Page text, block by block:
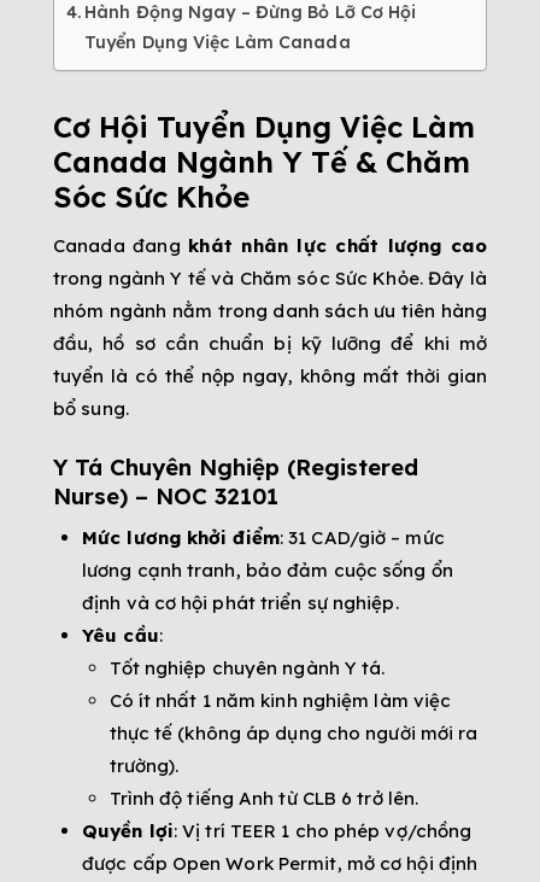
Hành Động Ngay – Đừng Bỏ Lỡ Cơ Hội
Tuyển Dụng Việc Làm Canada
Cơ Hội Tuyển Dụng Việc Làm
Canada Ngành Y Tế & Chăm
Sóc Sức Khỏe
Canada đang khát nhân lực chất lượng cao
trong ngành Y tế và Chăm sóc Sức Khỏe. Đây là
nhóm ngành nằm trong danh sách ưu tiên hàng
đầu, hồ sơ cần chuẩn bị kỹ lưỡng để khi mở
tuyển là có thể nộp ngay, không mất thời gian
bổ sung.
Y Tá Chuyên Nghiệp (Registered
Nurse) – NOC 32101
Mức lương khởi điểm: 31 CAD/giờ – mức
lương cạnh tranh, bảo đảm cuộc sống ổn
định và cơ hội phát triển sự nghiệp.
Yêu cầu:
Tốt nghiệp chuyên ngành Y tá.
Có ít nhất 1 năm kinh nghiệm làm việc
thực tế (không áp dụng cho người mới ra
trường).
Trình độ tiếng Anh từ CLB 6 trở lên.
Quyền lợi: Vị trí TEER 1 cho phép vợ/chồng
được cấp Open Work Permit, mở cơ hội định